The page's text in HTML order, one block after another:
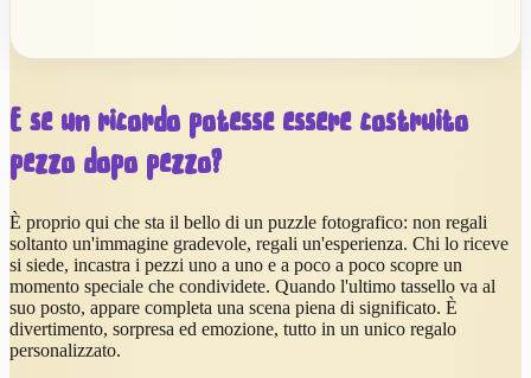
E se un ricordo potesse essere costruito
pezzo dopo pezzo?
È proprio qui che sta il bello di un puzzle fotografico: non regali
soltanto un'immagine gradevole, regali un'esperienza. Chi lo riceve
si siede, incastra i pezzi uno a uno e a poco a poco scopre un
momento speciale che condividete. Quando l'ultimo tassello va al
suo posto, appare completa una scena piena di significato. È
divertimento, sorpresa ed emozione, tutto in un unico regalo
personalizzato.